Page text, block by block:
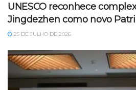
UNESCO reconhece
Jingdezhen como novo
25 DE JULHO DE 2026